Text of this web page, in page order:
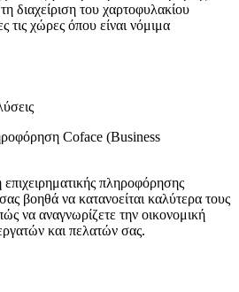
διαχείριση του χαρτοφυλακίου
τις χώρες όπου είναι νόμιμα
Coface (Business
πληροφόρησης
βοηθά να κατανοείται καλύτερα τους
να αναγνωρίζετε την οικονομική
και πελατών σας.